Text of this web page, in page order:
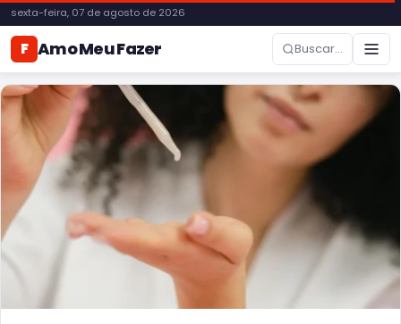
sexta-feira, 07 de agosto de 2026
F Amo Meu Fazer Buscar...